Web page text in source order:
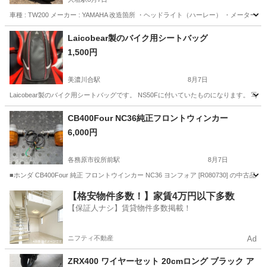
車種 : TW200 メーカー : YAMAHA 改造箇所 ・ヘッドライト（ハーレー） ・メーター
岐阜 大垣市 ヤマハ
Laicobear製のバイク用シートバッグ
1,500円
美濃川合駅 8月7日
Laicobear製のバイク用シートバッグです。 NS50Fに付いていたものになります。 写
岐阜 可児市 その他
CB400Four NC36純正フロントウィンカー
6,000円
各務原市役所前駅 8月7日
■ホンダ CB400Four 純正 フロントウインカー NC36 ヨンフォア [R080730] の中古
岐阜 各務原市 各務原市役所前駅 その他 CB400
【格安物件多数！】家賃4万円以下多数
【保証人ナシ】賃貸物件多数掲載！
ニフティ不動産 Ad
ZRX400 ワイヤーセット 20cmロング ブラック ア